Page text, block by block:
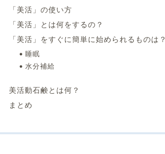
「美活」の使い方
「美活」とは何をするの？
「美活」をすぐに簡単に始められるものは？
睡眠
水分補給
美活動石鹸とは何？
まとめ